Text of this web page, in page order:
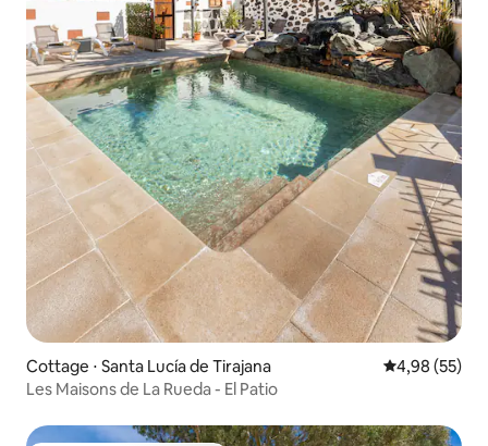
Cottage ⋅ Santa Lucía de Tirajana Évaluation
4,98 (55)
Les Maisons de La Rueda - El Patio